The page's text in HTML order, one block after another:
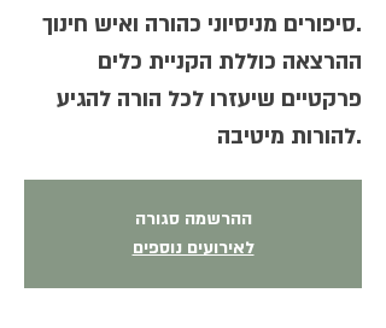
סיפורים מניסיוני כהורה ואיש חינוך.
ההרצאה כוללת הקניית כלים
פרקטיים שיעזרו לכל הורה להגיע
להורות מיטיבה.
ההרשמה סגורה
לאירועים נוספים